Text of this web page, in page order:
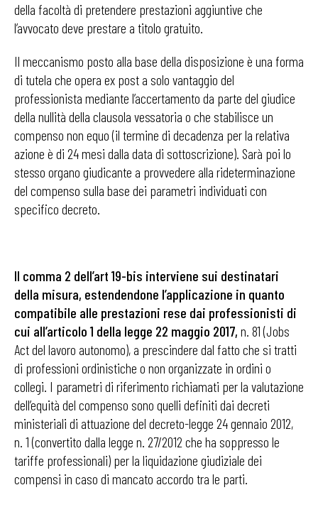
della facoltà di pretendere prestazioni aggiuntive che
l’avvocato deve prestare a titolo gratuito.
Il meccanismo posto alla base della disposizione è una forma
di tutela che opera ex post a solo vantaggio del
professionista mediante l’accertamento da parte del giudice
della nullità della clausola vessatoria o che stabilisce un
compenso non equo (il termine di decadenza per la relativa
azione è di 24 mesi dalla data di sottoscrizione). Sarà poi lo
stesso organo giudicante a provvedere alla rideterminazione
del compenso sulla base dei parametri individuati con
specifico decreto.
Il comma 2 dell’art 19-bis interviene sui destinatari
della misura, estendendone l’applicazione in quanto
compatibile alle prestazioni rese dai professionisti di
cui all’articolo 1 della legge 22 maggio 2017, n. 81 (Jobs
Act del lavoro autonomo), a prescindere dal fatto che si tratti
di professioni ordinistiche o non organizzate in ordini o
collegi. I parametri di riferimento richiamati per la valutazione
dell’equità del compenso sono quelli definiti dai decreti
ministeriali di attuazione del decreto-legge 24 gennaio 2012,
n. 1 (convertito dalla legge n. 27/2012 che ha soppresso le
tariffe professionali) per la liquidazione giudiziale dei
compensi in caso di mancato accordo tra le parti.